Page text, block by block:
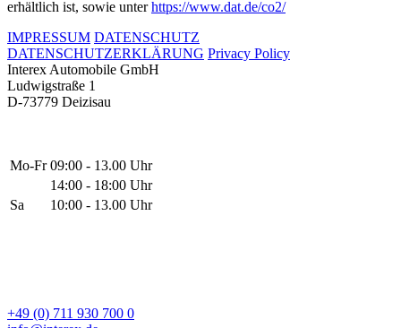
erhältlich ist, sowie unterhttps://www.dat.de/co2/
IMPRESSUM DATENSCHUTZ
DATENSCHUTZERKLÄRUNG Privacy Policy
Interex Automobile GmbH
Ludwigstraße 1
D-73779 Deizisau
Mo-Fr 09:00 - 13.00 Uhr
14:00 - 18:00 Uhr
Sa
10:00 - 13.00 Uhr
+49 (0) 711 930 700 0